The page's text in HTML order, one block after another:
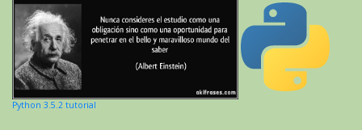
Python 3.5.2 tutorial